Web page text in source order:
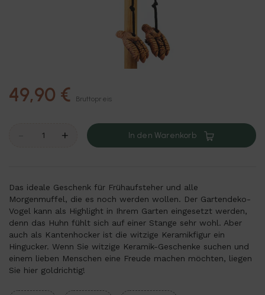
49,90 € Bruttopreis
+ In den Warenkorb
Das ideale Geschenk für Frühaufsteher und alle
Morgenmuffel, die es noch werden wollen. Der Gartendeko-
Vogel kann als Highlight in Ihrem Garten eingesetzt werden,
denn das Huhn fühlt sich auf einer Stange sehr wohl. Aber
auch als Kantenhocker ist die witzige Keramikfigur ein
Hingucker. Wenn Sie witzige Keramik-Geschenke suchen und
einem lieben Menschen eine Freude machen möchten, liegen
Sie hier goldrichtig!